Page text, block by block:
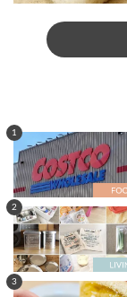
1
2
3